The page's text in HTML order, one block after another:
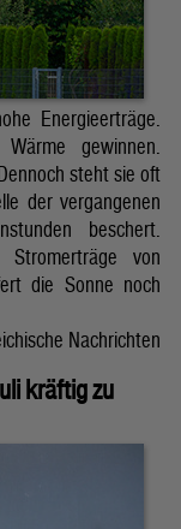
Energieerträge.
gewinnen.
steht sie oft
der vergangenen
beschert.
von
die Sonne noch
Nachrichten
kräftig zu